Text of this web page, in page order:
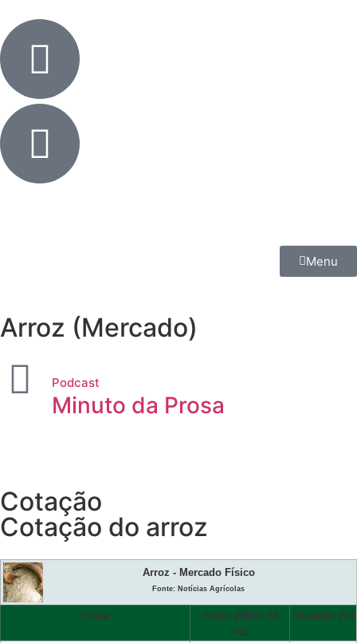
Menu
Arroz (Mercado)
Podcast
Minuto da Prosa
Cotação
Cotação do arroz
Arroz - Mercado Físico
Fonte: Notícias Agrícolas
Praça
Preço (R$/sc 50
kg)
Variação (%)